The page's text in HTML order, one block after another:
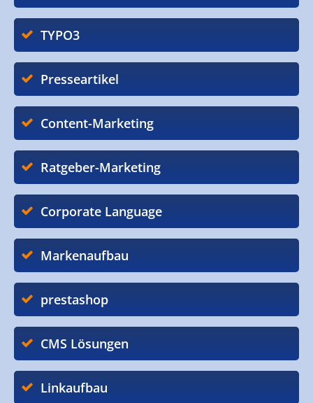
TYPO3
Presseartikel
Content-Marketing
Ratgeber-Marketing
Corporate Language
Markenaufbau
prestashop
CMS Lösungen
Linkaufbau